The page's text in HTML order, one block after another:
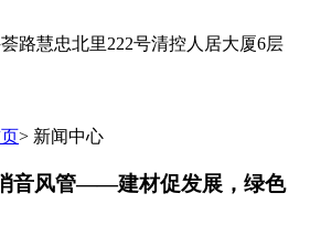
路慧忠北里222号清控人居大厦6层
> 新闻中心
音风管——建材促发展，绿色